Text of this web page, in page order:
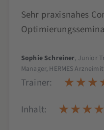
Sehr praxisnahes
Sophie Schreiner, Junior
Manager, HERMES
Trainer:
Inhalt: